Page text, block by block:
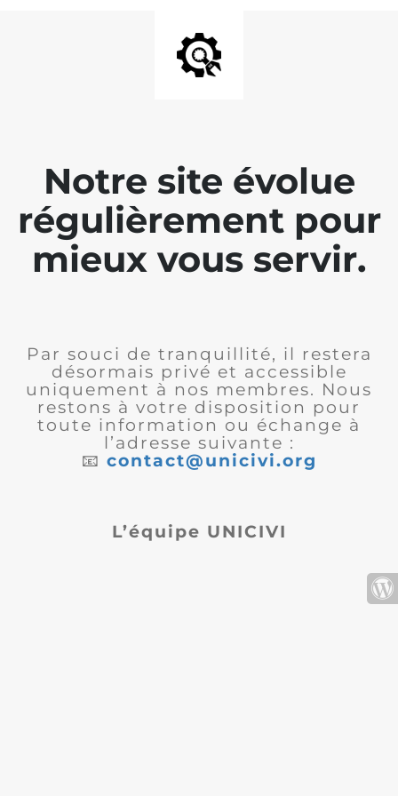
Notre site évolue
régulièrement pour
mieux vous servir.
Par souci de tranquillité, il restera
désormais privé et accessible
uniquement à nos membres. Nous
restons à votre disposition pour
toute information ou échange à
l’adresse suivante :
📧 contact@unicivi.org
L’équipe UNICIVI